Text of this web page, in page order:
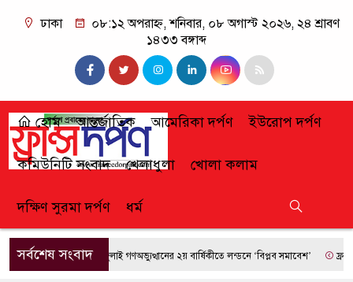
ঢাকা
০৮:১২ অপরাহ্ন, শনিবার, ০৮ অগাস্ট ২০২৬, ২৪ শ্রাবণ
১৪৩৩ বঙ্গাব্দ
হোম আন্তর্জাতিক আমেরিকা দর্পণ ইউরোপ দর্পণ
কমিউনিটি সংবাদ খেলাধুলা খোলা কলাম
দক্ষিণ সুরমা দর্পণ ধর্ম
সর্বশেষ সংবাদজুলাই গণঅভ্যুত্থানের ২য় বার্ষিকীতে লন্ডনে ‘বিপ্লব সমাবেশ’ ফ্রান্সে